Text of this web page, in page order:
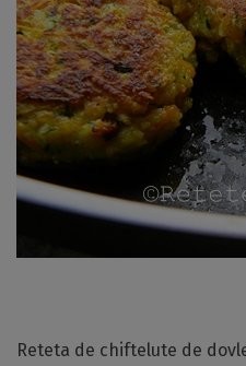
Reteta de chiftelute de